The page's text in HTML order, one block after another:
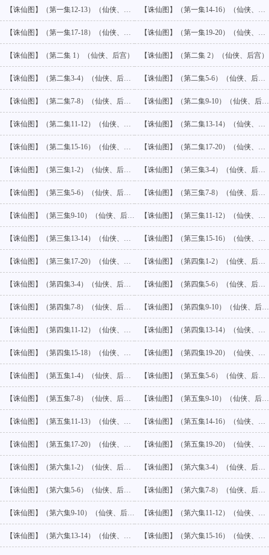
【诛仙图】（第一集12-13）（仙侠、后宫） 【诛仙图】（第一集14-16）（仙侠、后宫）
【诛仙图】（第一集17-18）（仙侠、后宫） 【诛仙图】（第一集19-20）（仙侠、后宫）
【诛仙图】（第二集 1）（仙侠、后宫） 【诛仙图】（第二集 2）（仙侠、后宫）
【诛仙图】（第二集3-4）（仙侠、后宫） 【诛仙图】（第二集5-6）（仙侠、后宫）
【诛仙图】（第二集7-8）（仙侠、后宫） 【诛仙图】（第二集9-10）（仙侠、后宫）
【诛仙图】（第二集11-12）（仙侠、后宫） 【诛仙图】（第二集13-14）（仙侠、后宫）
【诛仙图】（第二集15-16）（仙侠、后宫） 【诛仙图】（第二集17-20）（仙侠、后宫）
【诛仙图】（第三集1-2）（仙侠、后宫） 【诛仙图】（第三集3-4）（仙侠、后宫）
【诛仙图】（第三集5-6）（仙侠、后宫） 【诛仙图】（第三集7-8）（仙侠、后宫）
【诛仙图】（第三集9-10）（仙侠、后宫） 【诛仙图】（第三集11-12）（仙侠、后宫）
【诛仙图】（第三集13-14）（仙侠、后宫） 【诛仙图】（第三集15-16）（仙侠、后宫）
【诛仙图】（第三集17-20）（仙侠、后宫） 【诛仙图】（第四集1-2）（仙侠、后宫）
【诛仙图】（第四集3-4）（仙侠、后宫） 【诛仙图】（第四集5-6）（仙侠、后宫）
【诛仙图】（第四集7-8）（仙侠、后宫） 【诛仙图】（第四集9-10）（仙侠、后宫）
【诛仙图】（第四集11-12）（仙侠、后宫） 【诛仙图】（第四集13-14）（仙侠、后宫）
【诛仙图】（第四集15-18）（仙侠、后宫） 【诛仙图】（第四集19-20）（仙侠、后宫）
【诛仙图】（第五集1-4）（仙侠、后宫） 【诛仙图】（第五集5-6）（仙侠、后宫）
【诛仙图】（第五集7-8）（仙侠、后宫） 【诛仙图】（第五集9-10）（仙侠、后宫）
【诛仙图】（第五集11-13）（仙侠、后宫） 【诛仙图】（第五集14-16）（仙侠、后宫）
【诛仙图】（第五集17-20）（仙侠、后宫） 【诛仙图】（第五集19-20）（仙侠、后宫）
【诛仙图】（第六集1-2）（仙侠、后宫） 【诛仙图】（第六集3-4）（仙侠、后宫）
【诛仙图】（第六集5-6）（仙侠、后宫） 【诛仙图】（第六集7-8）（仙侠、后宫）
【诛仙图】（第六集9-10）（仙侠、后宫） 【诛仙图】（第六集11-12）（仙侠、后宫）
【诛仙图】（第六集13-14）（仙侠、后宫） 【诛仙图】（第六集15-16）（仙侠、后宫）